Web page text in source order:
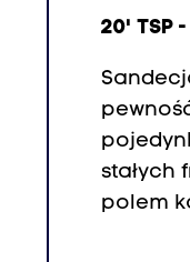
20' TSP -
stałych
polem